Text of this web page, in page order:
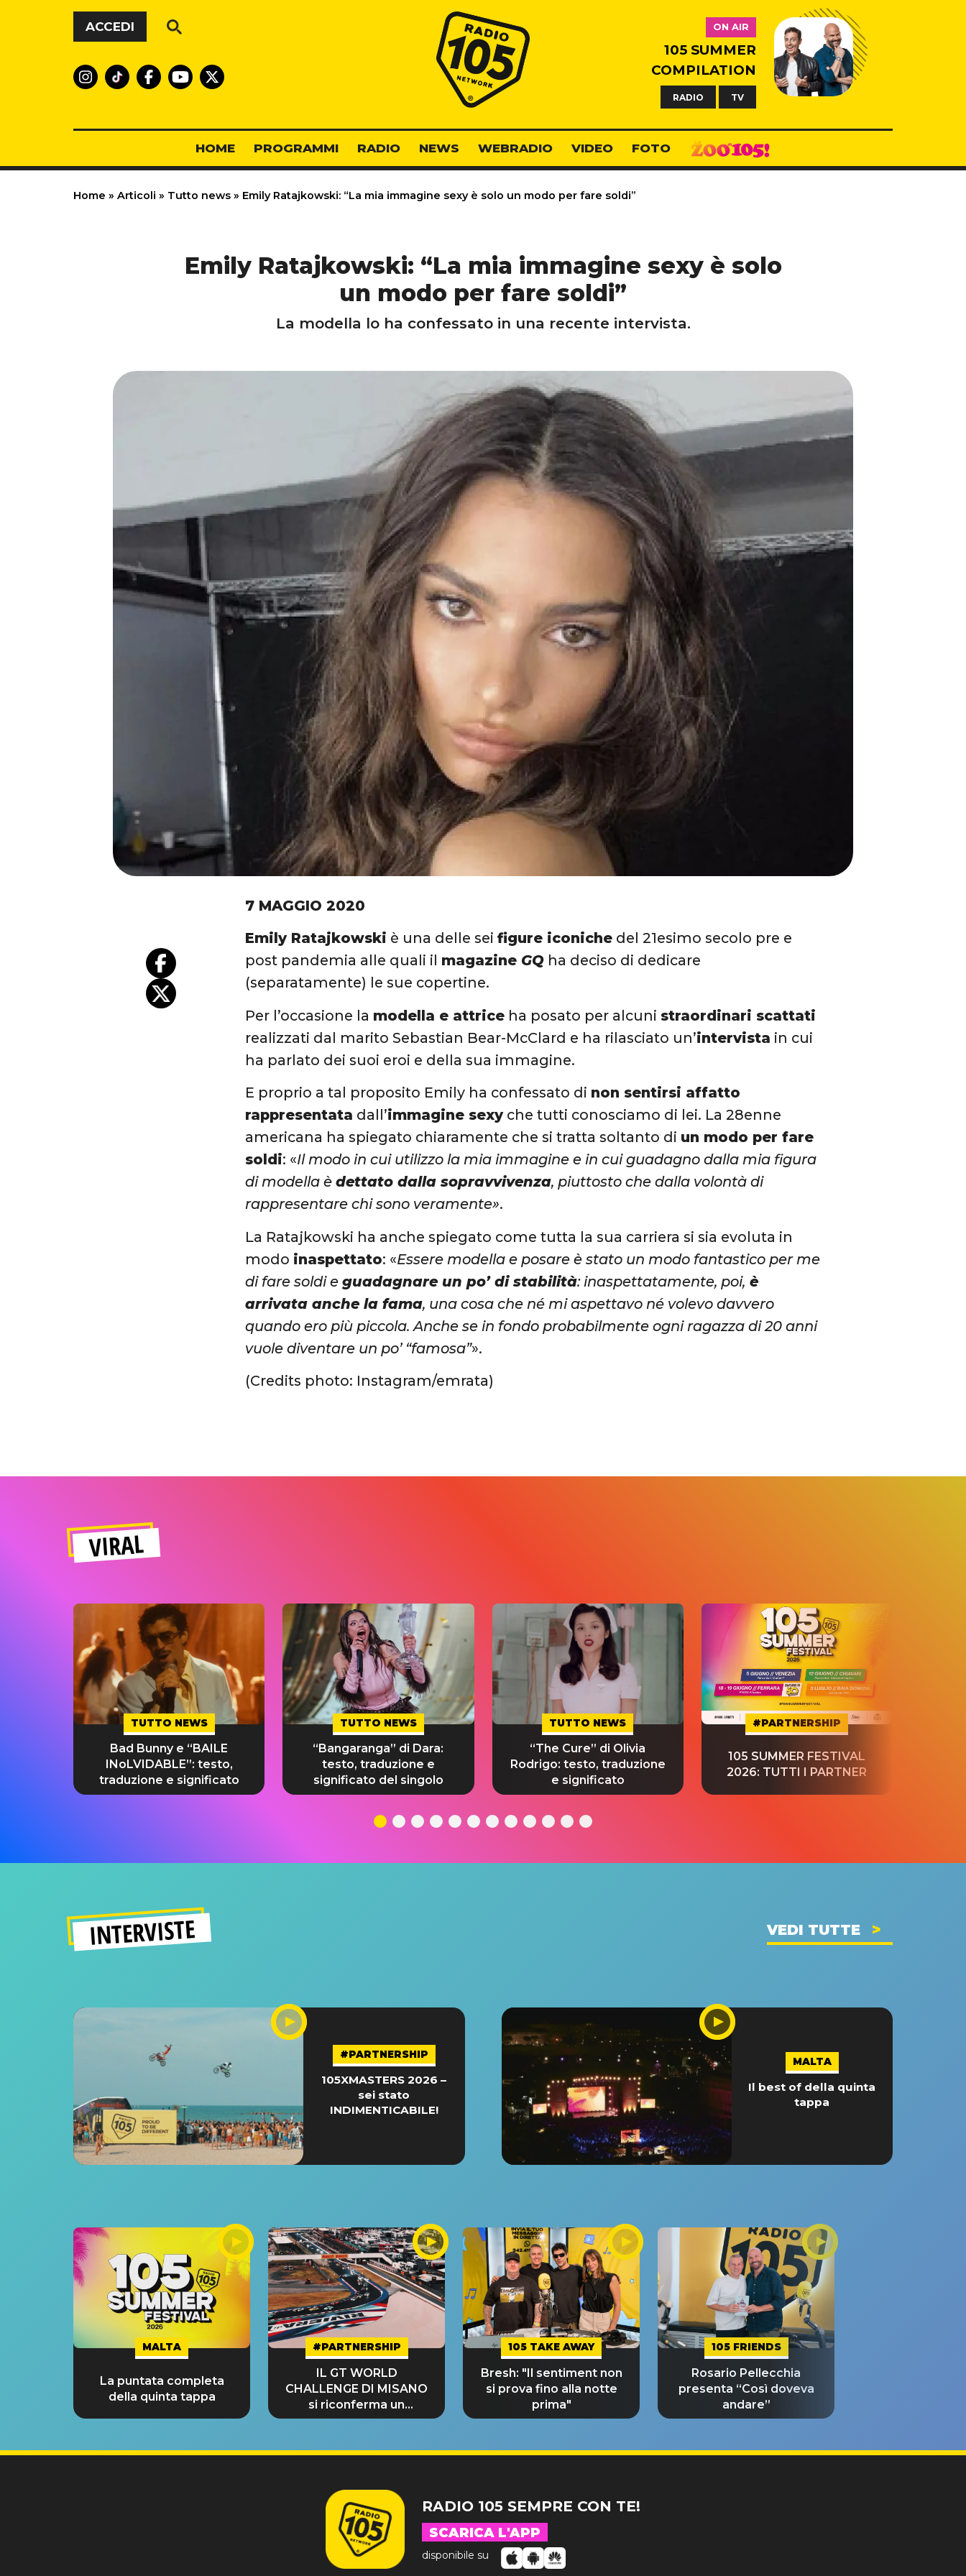
Vai al contenuto
ACCEDI
Radio 105
ON AIR
105 SUMMER
COMPILATION
RADIO TV
HOME PROGRAMMI RADIO NEWS WEBRADIO VIDEO FOTO
Home » Articoli » Tutto news » Emily Ratajkowski: “La mia immagine sexy è solo un modo per fare soldi”
Emily Ratajkowski: “La mia immagine sexy è solo
un modo per fare soldi”
La modella lo ha confessato in una recente intervista.
7 MAGGIO 2020
Emily Ratajkowski è una delle seifigure iconiche del 21esimo secolo pre e
post pandemia alle quali il magazine GQ ha deciso di dedicare
(separatamente) le sue copertine.
Per l’occasione la modella e attrice ha posato per alcuni straordinari scattati
realizzati dal marito Sebastian Bear-McClard e ha rilasciato un’intervista in cui
ha parlato dei suoi eroi e della sua immagine.
E proprio a tal proposito Emily ha confessato di non sentirsi affatto
rappresentata dall’immagine sexyche tutti conosciamo di lei. La 28enne
americana ha spiegato chiaramente che si tratta soltanto di un modo per fare
soldi: «Il modo in cui utilizzo la mia immagine e in cui guadagno dalla mia figura
di modella èdettato dalla sopravvivenza, piuttosto che dalla volontà di
rappresentare chi sono veramente».
La Ratajkowski ha anche spiegato come tutta la sua carriera si sia evoluta in
modo inaspettato: «Essere modella e posare è stato un modo fantastico per me
di fare soldi eguadagnare un po’ di stabilità: inaspettatamente, poi, è
arrivata anche la fama, una cosa che né mi aspettavo né volevo davvero
quando ero più piccola. Anche se in fondo probabilmente ogni ragazza di 20 anni
vuole diventare un po’ “famosa”».
(Credits photo: Instagram/emrata)
VIRAL
TUTTO NEWS
Bad Bunny e “BAILE
INoLVIDABLE”: testo,
traduzione e significato
TUTTO NEWS
“Bangaranga” di Dara:
testo, traduzione e
significato del singolo
TUTTO NEWS
“The Cure” di Olivia
Rodrigo: testo, traduzione
e significato
#PARTNERSHIP
105 SUMMER FESTIVAL
2026: TUTTI I PARTNER
INTERVISTE VEDI TUTTE
#PARTNERSHIP
105XMASTERS 2026 –
sei stato
INDIMENTICABILE!
MALTA
Il best of della quinta
tappa
MALTA
La puntata completa
della quinta tappa
#PARTNERSHIP
IL GT WORLD
CHALLENGE DI MISANO
si riconferma un
GRANDE SUCCESSO!
105 TAKE AWAY
Bresh: "Il sentiment non
si prova fino alla notte
prima"
105 FRIENDS
Rosario Pellecchia
presenta “Così doveva
andare”
RADIO 105 SEMPRE CON TE!
SCARICA L'APP
disponibile su